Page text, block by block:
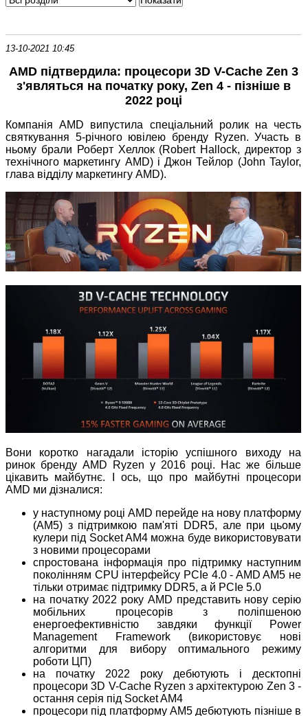
13-10-2021 10:45
AMD підтвердила: процесори 3D V-Cache Zen 3
з'являться на початку року, Zen 4 - пізніше в
2022 році
Компанія AMD випустила спеціальний ролик на честь
святкування 5-річного ювілею бренду Ryzen. Участь в
ньому брали Роберт Хеллок (Robert Hallock, директор з
технічного маркетингу AMD) і Джон Тейлор (John Taylor,
глава відділу маркетингу AMD).
Вони коротко нагадали історію успішного виходу на
ринок бренду AMD Ryzen у 2016 році. Нас же більше
цікавить майбутнє. І ось, що про майбутні процесори
AMD ми дізналися:
у наступному році AMD перейде на нову платформу
(AM5) з підтримкою пам'яті DDR5, але при цьому
кулери під Socket AM4 можна буде використовувати
з новими процесорами
спростована інформація про підтримку наступним
поколінням CPU інтерфейсу PCIe 4.0 - AMD AM5 не
тільки отримає підтримку DDR5, а й PCIe 5.0
на початку 2022 року AMD представить нову серію
мобільних процесорів з поліпшеною
енергоефективністю завдяки функції Power
Management Framework (використовує нові
алгоритми для вибору оптимального режиму
роботи ЦП)
на початку 2022 року дебютують і десктопні
процесори 3D V-Cache Ryzen з архітектурою Zen 3 -
остання серія під Socket AM4
процесори під платформу AM5 дебютують пізніше в